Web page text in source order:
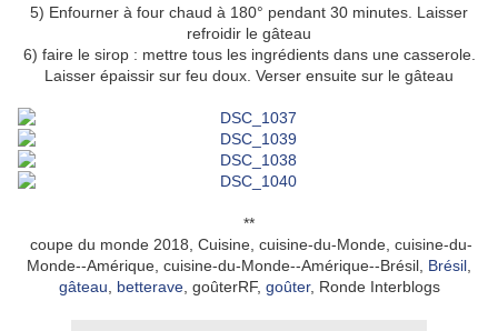
5) Enfourner à four chaud à 180° pendant 30 minutes. Laisser
refroidir le gâteau
6) faire le sirop : mettre tous les ingrédients dans une casserole.
Laisser épaissir sur feu doux. Verser ensuite sur le gâteau
**
coupe du monde 2018, Cuisine, cuisine-du-Monde, cuisine-du-
Monde--Amérique, cuisine-du-Monde--Amérique--Brésil, Brésil
gâteau
betterave, goûterRF, goûter, Ronde Interblogs